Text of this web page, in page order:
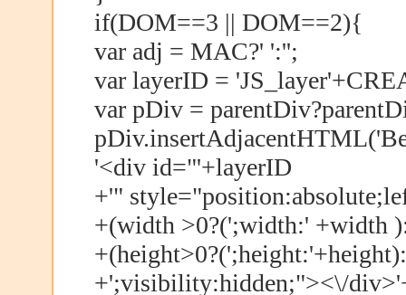
if(DOM==3 || DOM==2){
var adj = MAC?' ':'';
var layerID =
var pDiv =
'<div id="'+layerID
+'"
+(width >0?(';width:' +width
+';visibility:hidden;"><\/